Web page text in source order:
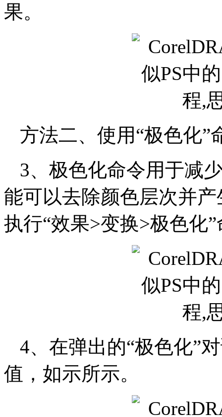
果。
方法二、使用“极色化”
3、极色化命令用于减
能可以去除颜色层次并
执行“效果>变换>极色化
4、在弹出的“极色化”
值，如示所示。